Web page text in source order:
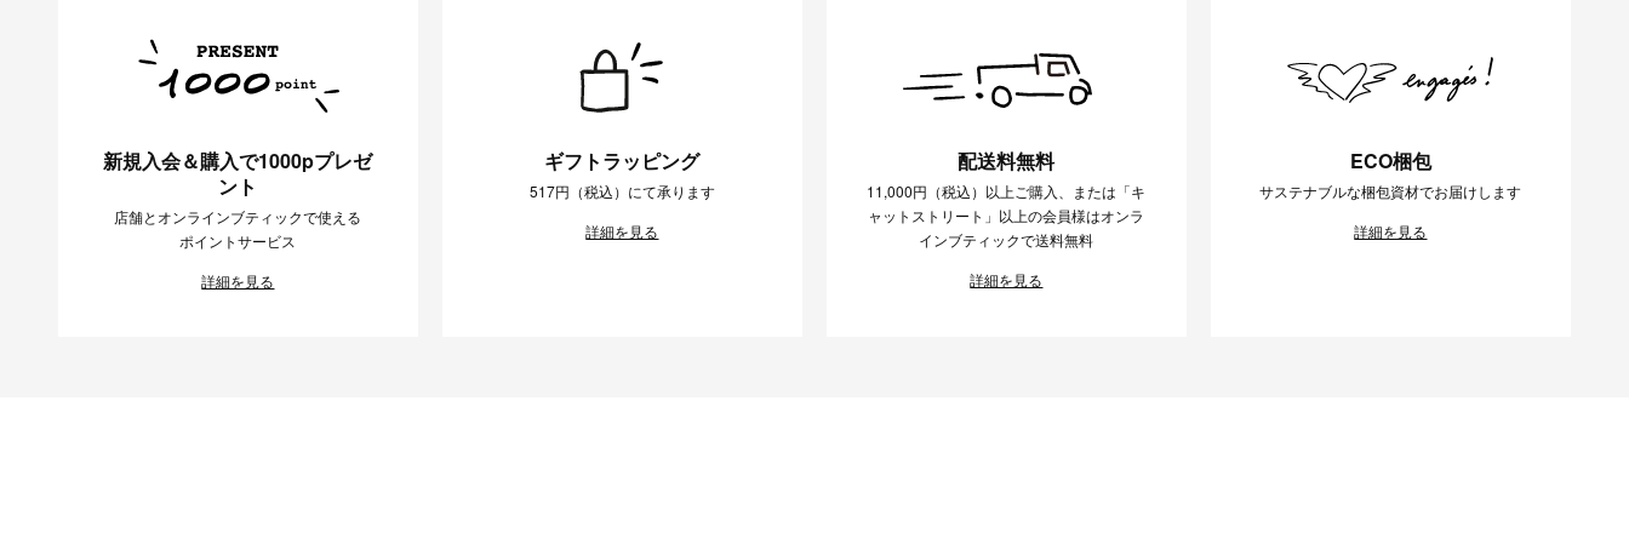
新規入会＆購入で1000pプレゼ
ント
店舗とオンラインブティックで使える
ポイントサービス
詳細を見る
ギフトラッピング
517円（税込）にて承ります
詳細を見る
配送料無料
11,000円（税込）以上ご購入、または「キ
ャットストリート」以上の会員様はオンラ
インブティックで送料無料
詳細を見る
ECO梱包
サステナブルな梱包資材でお届けします
詳細を見る